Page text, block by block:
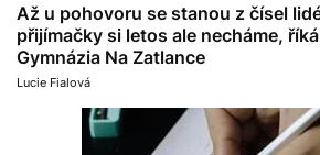
Až u pohovoru se stanou z čísel
přijímačky si letos ale necháme,
Gymnázia Na Zatlance
Lucie Fialová